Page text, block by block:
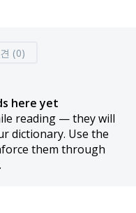
(0)
here yet
reading — they will
dictionary. Use the
them through